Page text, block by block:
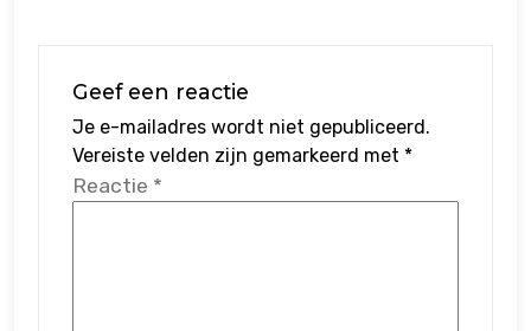
Geef een reactie
Je e-mailadres wordt niet gepubliceerd.
Vereiste velden zijn gemarkeerd met *
Reactie *